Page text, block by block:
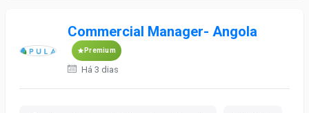
Commercial Manager- Angola
Premium
Há 3 dias